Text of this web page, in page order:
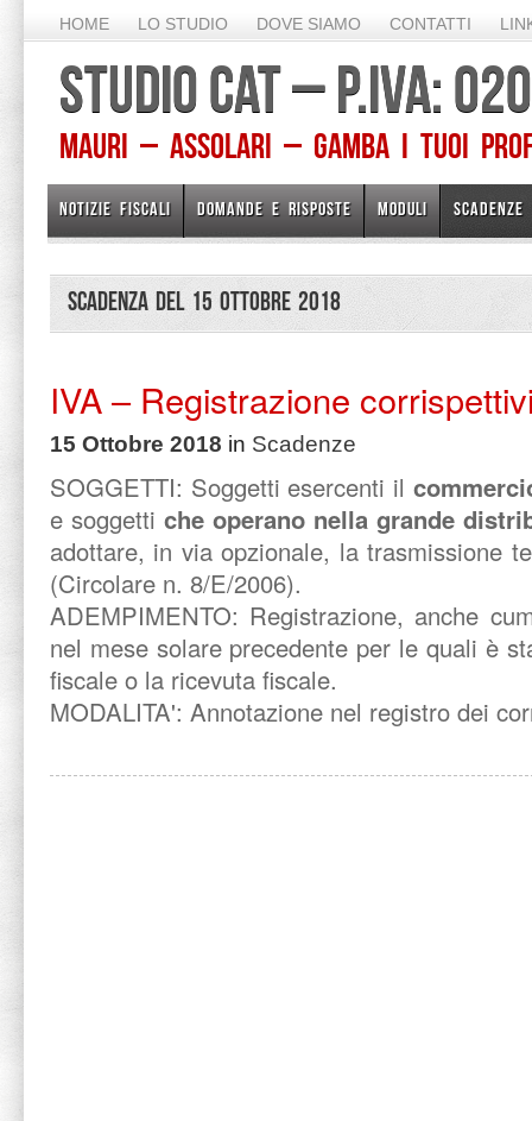
HOME LO STUDIO DOVE SIAMO CONTATTI
STUDIO CAT – P.IVA:
Mauri – Assolari – Gamba I TUOI
NOTIZIE FISCALI DOMANDE E RISPOSTE MODULI SCADENZE
Scadenza del 15 Ottobre 2018
IVA – Registrazione
15 Ottobre 2018 in Scadenze
SOGGETTI: Soggetti esercenti il
e soggetti che operano nella grande
adottare, in via opzionale, la trasmissione
(Circolare n. 8/E/2006).
ADEMPIMENTO: Registrazione, anche
nel mese solare precedente per le quali è
fiscale o la ricevuta fiscale.
MODALITA': Annotazione nel registro dei